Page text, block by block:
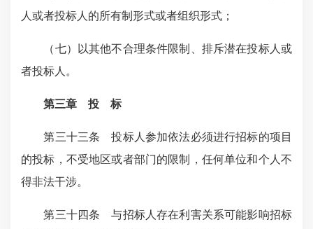
人或者投标人的所有制形式或者组织形式；
（七）以其他不合理条件限制、排斥潜在投标人或
者投标人。
第三章 投 标
第三十三条 投标人参加依法必须进行招标的项目
的投标，不受地区或者部门的限制，任何单位和个人不
得非法干涉。
第三十四条 与招标人存在利害关系可能影响招标